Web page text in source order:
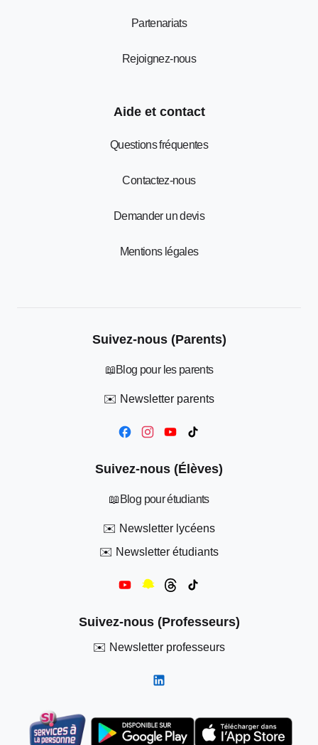
Partenariats
Rejoignez-nous
Aide et contact
Questions fréquentes
Contactez-nous
Demander un devis
Mentions légales
Suivez-nous (Parents)
📖Blog pour les parents
✉️ Newsletter parents
Suivez-nous (Élèves)
📖 Blog pour étudiants
✉️ Newsletter lycéens
✉️ Newsletter étudiants
Suivez-nous (Professeurs)
✉️ Newsletter professeurs